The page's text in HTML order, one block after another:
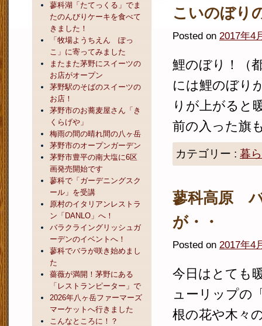
こいのぼり
Posted on 2017年4
鯉のぼり！（
には鯉のぼり
りが上がると
前の入った旗
カテゴリー : 暮
蓼科高原
が・・
Posted on 2017年4
今日はとても
ューリップの
根の花や木々
蓼科湖「たてっくる」でま
たのんびりケーキを食べて
きました！
「牧場ようちえん ぽっ
こ」に寄ってみました
またまた茅野にスイーツの
お店がオープン
茅野駅のそばのスイーツの
お店！
茅野市のお蕎麦屋さん「き
くらげや」
梅雨の間の晴れ間の八ヶ岳
茅野市のオープンガーデン
茅野市豊平の南大塩に6区
画発売開始です
蓼科で「ガーデニングスク
ール」を受講
原村のイタリアンレストラ
ン「DANLO」へ！
バラクライングリッシュガ
ーデンのイベントへ！
蓼科でバラが咲き始めまし
た
薔薇が満開！茅野にある
「レストランピーター」で
2026年八ヶ岳ファーマーズ
マーケットへ行きました
こんなところに！？